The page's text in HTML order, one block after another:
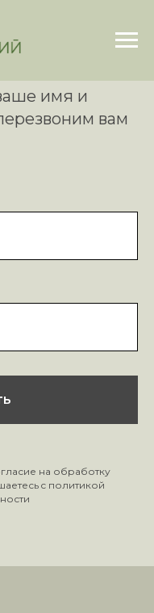
имя и
вам
на обработку
c политикой